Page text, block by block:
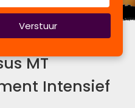
de grootste teleurstelling.
MT
Intensief
Verstuur